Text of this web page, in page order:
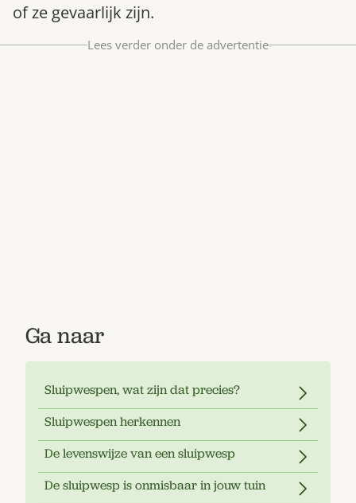
Gardeners’ World 08/2026
Bestel nu
of ze gevaarlijk zijn.
Lees verder onder de advertentie
Ga naar
Sluipwespen, wat zijn dat precies?
Sluipwespen herkennen
De levenswijze van een sluipwesp
De sluipwesp is onmisbaar in jouw tuin